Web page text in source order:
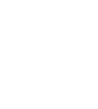
objektiflere
sevgilisi İbrahim
aldırdığı iddialarını
işim olmaz"